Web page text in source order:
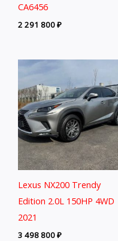
CA6456
2 291 800₽
Lexus NX200 Trendy
Edition 2.0L 150HP 4WD
2021
3 498 800₽